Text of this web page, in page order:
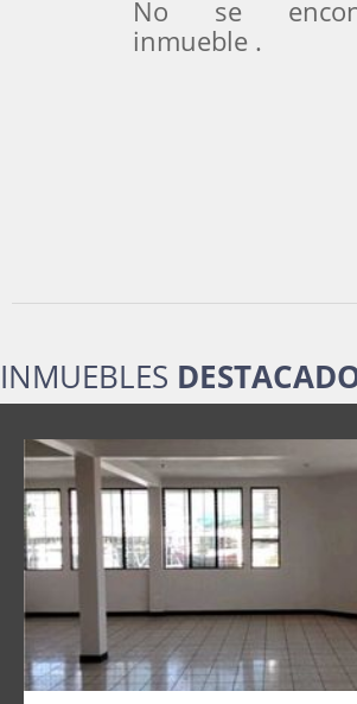
No se
inmueble .
INMUEBLES